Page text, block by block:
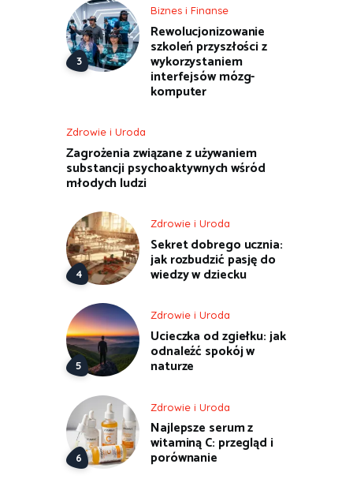
Biznes i Finanse
Rewolucjonizowanie
szkoleń przyszłości z
wykorzystaniem
interfejsów mózg-
komputer
Zdrowie i Uroda
Zagrożenia związane z używaniem
substancji psychoaktywnych wśród
młodych ludzi
Zdrowie i Uroda
Sekret dobrego ucznia:
jak rozbudzić pasję do
wiedzy w dziecku
Zdrowie i Uroda
Ucieczka od zgiełku: jak
odnaleźć spokój w
naturze
Zdrowie i Uroda
Najlepsze serum z
witaminą C: przegląd i
porównanie